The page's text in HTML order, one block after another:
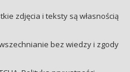
zdjęcia i teksty są własnością
bez wiedzy i zgody